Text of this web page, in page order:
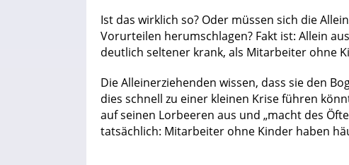
Ist das wirklich so? Oder müssen sich die
Vorurteilen herumschlagen? Fakt ist: Allein
deutlich seltener krank, als Mitarbeiter ohne
Die Alleinerziehenden wissen, dass sie den
dies schnell zu einer kleinen Krise führen
auf seinen Lorbeeren aus und „macht des
tatsächlich: Mitarbeiter ohne Kinder haben